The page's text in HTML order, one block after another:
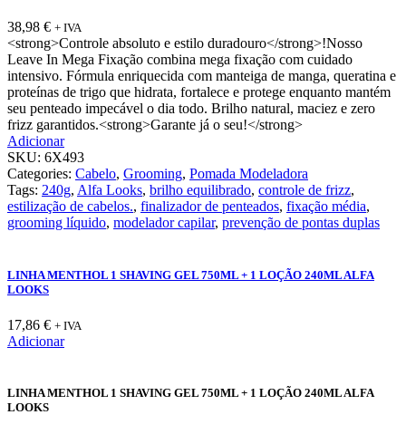
38,98 € + IVA
<strong>Controle absoluto e estilo duradouro</strong>!Nosso
Leave In Mega Fixação combina mega fixação com cuidado
intensivo. Fórmula enriquecida com manteiga de manga, queratina e
proteínas de trigo que hidrata, fortalece e protege enquanto mantém
seu penteado impecável o dia todo. Brilho natural, maciez e zero
frizz garantidos.<strong>Garante já o seu!</strong>
Adicionar
SKU: 6X493
Categories: Cabelo, Grooming, Pomada Modeladora
Tags: 240g, Alfa Looks, brilho equilibrado, controle de frizz,
estilização de cabelos., finalizador de penteados, fixação média,
grooming líquido, modelador capilar, prevenção de pontas duplas
LINHA MENTHOL 1 SHAVING GEL 750ML + 1 LOÇÃO 240ML ALFA
LOOKS
17,86 € + IVA
Adicionar
LINHA MENTHOL 1 SHAVING GEL 750ML + 1 LOÇÃO 240ML ALFA
LOOKS